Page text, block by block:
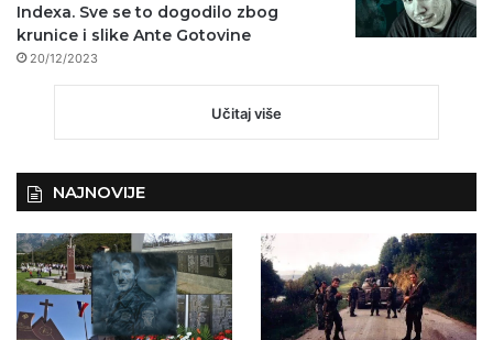
Indexa. Sve se to dogodilo zbog
krunice i slike Ante Gotovine
20/12/2023
Učitaj više
NAJNOVIJE